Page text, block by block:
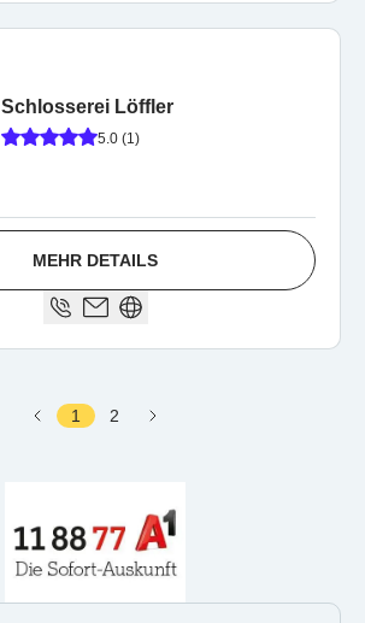
Schlosserei Löffler
5.0 (1)
MEHR DETAILS
1 2